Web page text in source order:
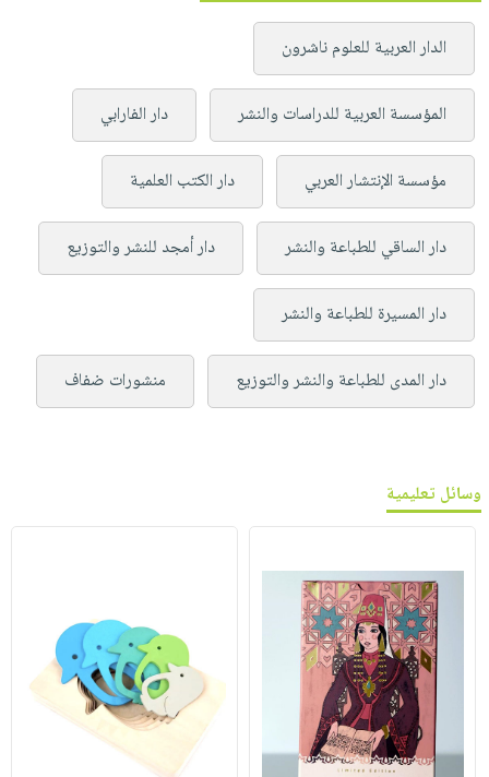
الدار العربية للعلوم ناشرون
المؤسسة العربية للدراسات والنشر دار الفارابي
مؤسسة الإنتشار العربي دار الكتب العلمية
دار الساقي للطباعة والنشر دار أمجد للنشر والتوزيع
دار المسيرة للطباعة والنشر
دار المدى للطباعة والنشر والتوزيع منشورات ضفاف
وسائل تعليمية